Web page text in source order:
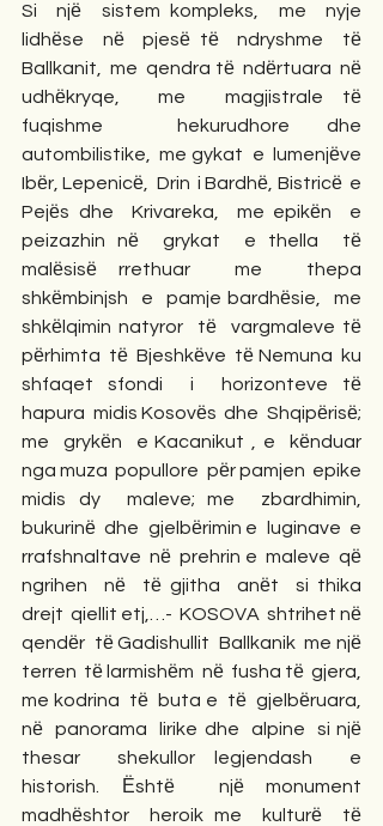
Si  njё  sistem kompleks,  me  nyje
lidhёse  nё  pjesё tё  ndryshme  tё
Ballkanit,  me  qendra tё  ndёrtuara  nё
udhёkryqe,  me  magjistrale tё
fuqishme  hekurudhore dhe
autombilistike,  me gykat  e  lumenjёve
Ibёr, Lepenicё,  Drin  i Bardhё, Bistricё  e
Pejёs dhe  Krivareka,  me epikёn  e
peizazhin nё  grykat  e thella  tё
malёsisё rrethuar  me  thepa
shkёmbinjsh  e  pamje bardhёsie,  me
shkёlqimin natyror  tё  vargmaleve tё
pёrhimta  tё  Bjeshkёve  tё Nemuna  ku
shfaqet sfondi  i  horizonteve tё
hapura  midis Kosovёs  dhe  Shqipёrisё;
me  grykёn  e Kacanikut , e  kёnduar
nga muza  popullore  pёr pamjen  epike
midis dy  maleve; me  zbardhimin,
bukurinё  dhe  gjelbёrimin e  luginave  e
rrafshnaltave  nё  prehrin e  maleve  qё
ngrihen  nё  tё gjitha  anёt  si thika
drejt  qiellit etj,…-  KOSOVA  shtrihet nё
qendёr  tё Gadishullit  Ballkanik  me njё
terren  tё larmishёm  nё  fusha tё  gjera,
me kodrina  tё  buta e  tё  gjelbёruara,
nё  panorama  lirike dhe  alpine  si njё
thesar  shekullor legjendash  e
historish. Ёshtё  njё monument
madhёshtor  heroik me  kulturё  tё